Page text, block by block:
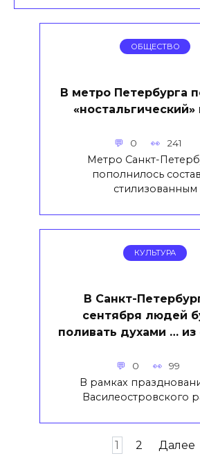
ОБЩЕСТВО
В метро Петербурга
«ностальгический»
0 241
Метро Санкт-
пополнилось
стилизованным
КУЛЬТУРА
В Санкт-
сентября людей
поливать духами … из
0 99
В рамках
Василеостровского
1 2 Далее